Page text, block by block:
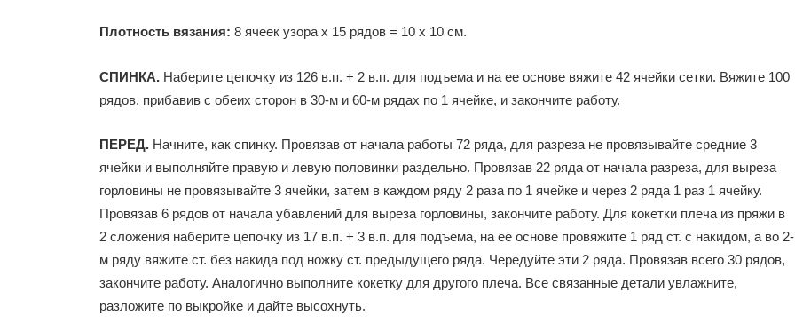
Плотность вязания: 8 ячеек узора х 15 рядов = 10 х 10 см.
СПИНКА. Наберите цепочку из 126 в.п. + 2 в.п. для подъема и на ее основе вяжите 42 ячейки сетки. Вяжите 100
рядов, прибавив с обеих сторон в 30-м и 60-м рядах по 1 ячейке, и закончите работу.
ПЕРЕД. Начните, как спинку. Провязав от начала работы 72 ряда, для разреза не провязывайте средние 3
ячейки и выполняйте правую и левую половинки раздельно. Провязав 22 ряда от начала разреза, для выреза
горловины не провязывайте 3 ячейки, затем в каждом ряду 2 раза по 1 ячейке и через 2 ряда 1 раз 1 ячейку.
Провязав 6 рядов от начала убавлений для выреза горловины, закончите работу. Для кокетки плеча из пряжи в
2 сложения наберите цепочку из 17 в.п. + 3 в.п. для подъема, на ее основе провяжите 1 ряд ст. с накидом, а во 2-
м ряду вяжите ст. без накида под ножку ст. предыдущего ряда. Чередуйте эти 2 ряда. Провязав всего 30 рядов,
закончите работу. Аналогично выполните кокетку для другого плеча. Все связанные детали увлажните,
разложите по выкройке и дайте высохнуть.